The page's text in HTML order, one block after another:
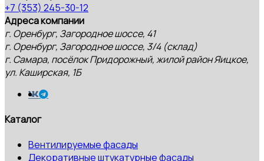
+7 (353) 245-30-12
Адреса компании
г. Оренбург, Загородное шоссе, 41
г. Оренбург, Загородное шоссе, 3/4 (склад)
г. Самара, посёлок Придорожный, жилой район Яицкое,
ул. Каширская, 1Б
Каталог
Вентилируемые фасады
Декоративные штукатурные фасады